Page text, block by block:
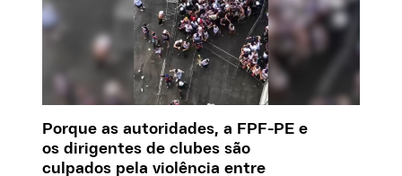
Porque as autoridades, a FPF-PE e
os dirigentes de clubes são
culpados pela violência entre